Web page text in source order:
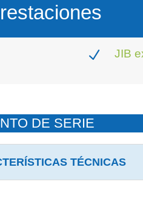
N JIB
DE SERIE
TÉCNICAS